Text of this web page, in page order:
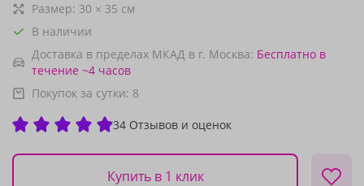
Размер: 30 × 35 см
В наличии
Доставка в пределах МКАД в г. Москва: Бесплатно в
течение ~4 часов
Покупок за сутки: 8
34 Отзывов и оценок
Купить в 1 клик